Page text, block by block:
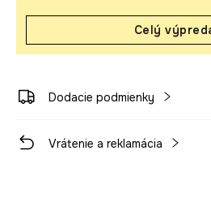
Celý
Dodacie podmienky
Vrátenie a reklamácia